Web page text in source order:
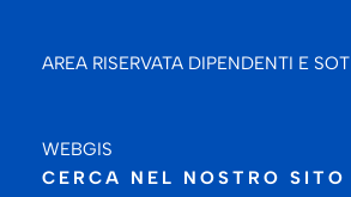
AREA RISERVATA DIPENDENTI E SOT
WEBGIS
CERCA NEL NOSTRO SITO